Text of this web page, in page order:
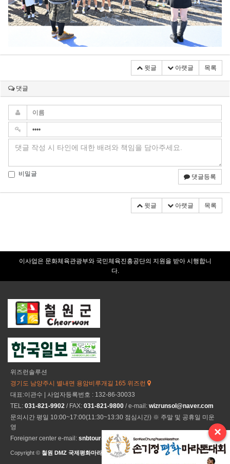
윗글 아랫글 목록
댓글
비밀글 댓글등록
윗글 아랫글 목록
이사업은 문화체육관광부와 국민체육진흥공단의 지원을 받아 시행합니
다.
위즈런솔루션
경기도 남양주시 별내면 용암비루개길 165 위즈런
대표:이관수 | 사업자등록번호 : 132-86-30033
TEL: 031-821-9902 / FAX: 031-821-9800 / e-mail: wizrunsol@naver.com
문의시간 평일 10:00~17:00(11:30~13:30 점심시간) ※ 주말 및 공휴일 미운
영
Foreigner center e-mail: snbtour@naver.com
Copyright © 철원 DMZ 국제평화마라톤All Rights Reseved.
×